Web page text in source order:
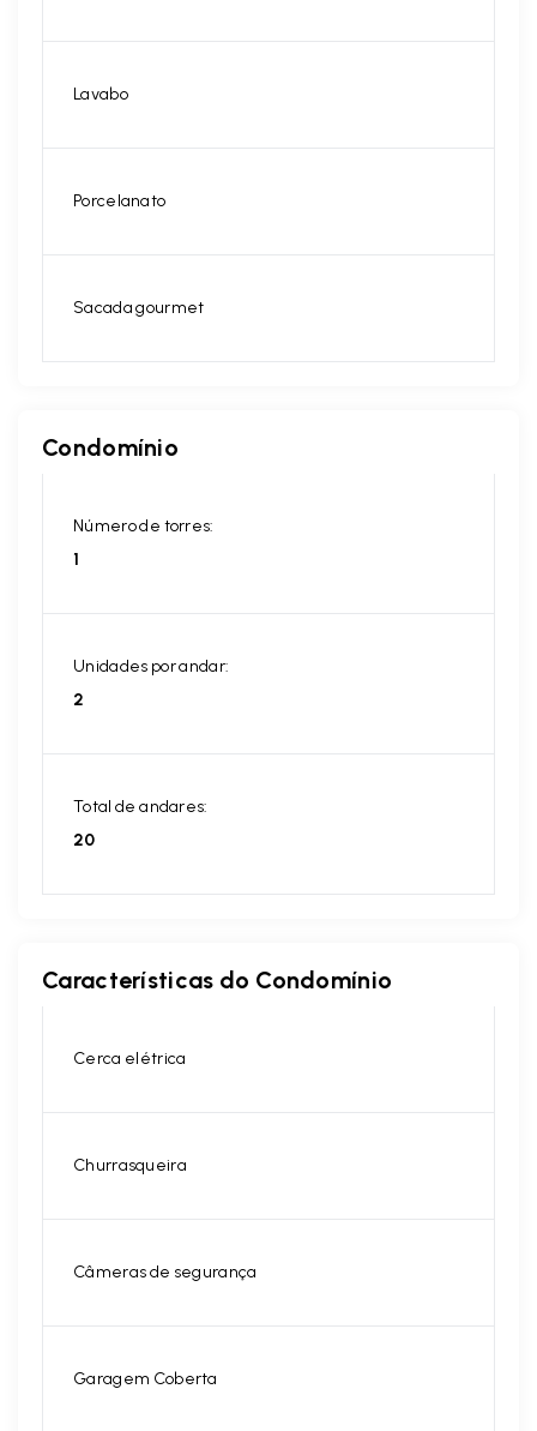
Lavabo
Porcelanato
Sacada gourmet
Condomínio
Número de torres:
1
Unidades por andar:
2
Total de andares:
20
Características do Condomínio
Cerca elétrica
Churrasqueira
Câmeras de segurança
Garagem Coberta